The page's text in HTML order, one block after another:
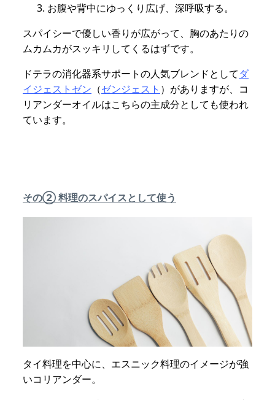
お腹や背中にゆっくり広げ、深呼吸する。
スパイシーで優しい香りが広がって、胸のあたりの
ムカムカがスッキリしてくるはずです。
ドテラの消化器系サポートの人気ブレンドとしてダ
イジェストゼン （ゼンジェスト ）がありますが、コ
リアンダーオイルはこちらの主成分としても使われ
ています。
その② 料理のスパイスとして使う
タイ料理を中心に、エスニック料理のイメージが強
いコリアンダー。